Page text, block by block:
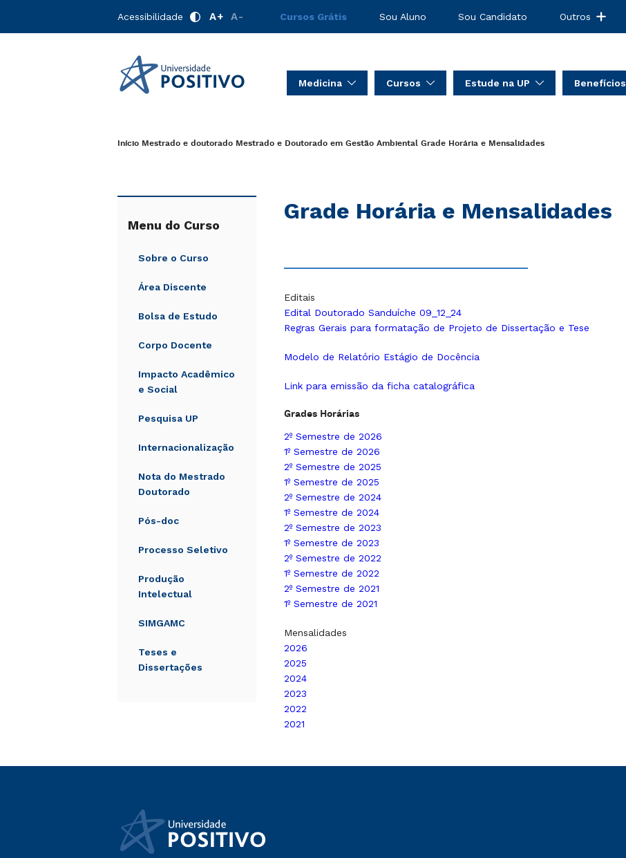
Acessibilidade A+ A- Cursos Grátis Sou Aluno Sou Candidato Outros
Medicina Cursos Estude na UP Benefícios
Início Mestrado e doutorado Mestrado e Doutorado em Gestão Ambiental Grade Horária e Mensalidades
Menu do Curso
Sobre o Curso
Área Discente
Bolsa de Estudo
Corpo Docente
Impacto Acadêmico
e Social
Pesquisa UP
Internacionalização
Nota do Mestrado
Doutorado
Pós-doc
Processo Seletivo
Produção
Intelectual
SIMGAMC
Teses e
Dissertações
Grade Horária e Mensalidades
Editais
Edital Doutorado Sanduíche 09_12_24
Regras Gerais para formatação de Projeto de Dissertação e Tese
Modelo de Relatório Estágio de Docência
Link para emissão da ficha catalográfica
Grades Horárias
2º Semestre de 2026
1º Semestre de 2026
2º Semestre de 2025
1º Semestre de 2025
2º Semestre de 2024
1º Semestre de 2024
2º Semestre de 2023
1º Semestre de 2023
2º Semestre de 2022
1º Semestre de 2022
2º Semestre de 2021
1º Semestre de 2021
Mensalidades
2026
2025
2024
2023
2022
2021